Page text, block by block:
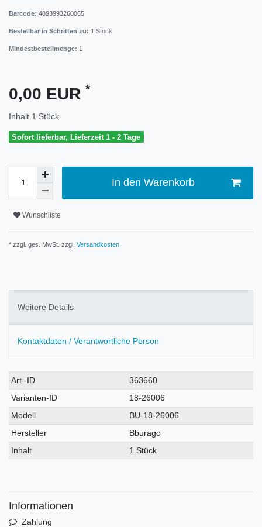
Barcode: 4893993260065
Bestellbar in Schritten zu: 1 Stück
Mindestbestellmenge: 1
0,00 EUR *
Inhalt 1 Stück
Sofort lieferbar, Lieferzeit 1 - 2 Tage
In den Warenkorb
Wunschliste
* zzgl. ges. MwSt. zzgl. Versandkosten
Weitere Details
Kontaktdaten / Verantwortliche Person
Technisches
Merkmal
Wert
Art.-ID
363660
Varianten-ID
18-26006
Modell
BU-18-26006
Hersteller
Bburago
Inhalt
1 Stück
Informationen
Zahlung